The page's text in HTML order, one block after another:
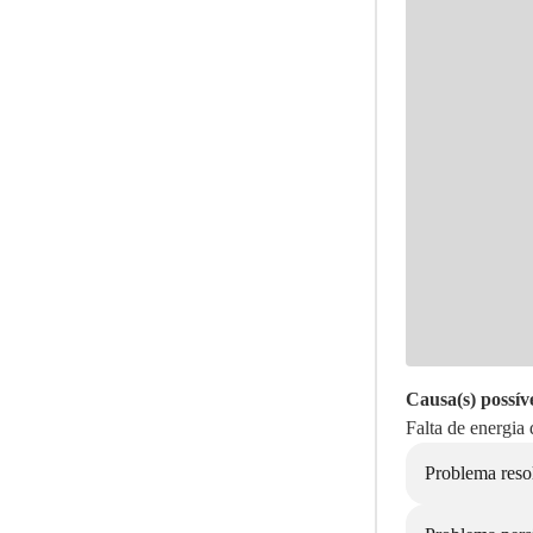
Causa(s)
Falta de energia
Problema